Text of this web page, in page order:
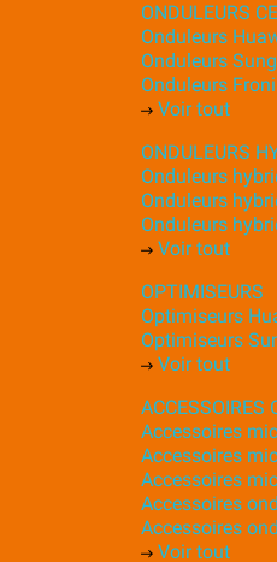
ONDULEURS
Onduleurs
Onduleurs
Onduleurs
Voir tout
ONDULEURS
Onduleurs
Onduleurs
Onduleurs
Voir tout
OPTIMISEURS
Optimiseurs
Optimiseurs
Voir tout
ACCESSOIRES
Accessoires
Accessoires
Accessoires
Accessoires
Accessoires
Voir tout